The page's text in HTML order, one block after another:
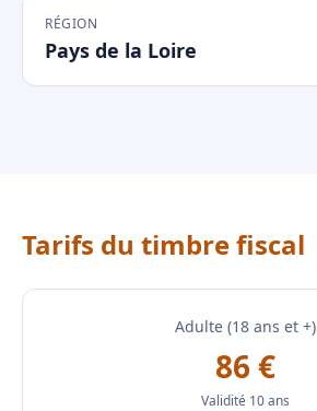
RÉGION
Pays de la Loire
Tarifs du timbre fiscal
Adulte (18 ans et +)
86 €
Validité 10 ans